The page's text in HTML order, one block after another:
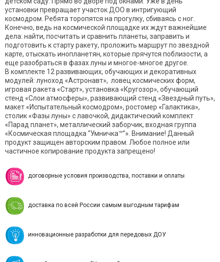
установки превращает участок ДОО в интригующий
космодром. Ребята торопятся на прогулку, сбиваясь с ног.
Конечно, ведь на космической площадке их ждут важнейшие
дела: найти, посчитать и сравнить планеты, заправить и
подготовить к старту ракету, проложить маршрут по звездной
карте, отыскать инопланетян, которые прячутся поблизости, а
еще разобраться в фазах луны и многое-многое другое.
В комплекте 12 развивающих, обучающих и декоративных
модулей: луноход «Астронавт», ловец космических форм,
игровая ракета «Старт», установка «Кругозор», обучающий
стенд «Слои атмосферы», развивающий стенд «Звездный путь»,
макет «Испытательный космодром», ростомер «Галактика»,
столик «Фазы луны» с лавочкой, дидактический комплект
«Парад планет», металлический заборчик, входная группа
«Космическая площадка “Умничка™”». Внимание! Данный
продукт защищен авторским правом. Любое полное или
частичное копирование продукта запрещено!
договорные условия производства, поставки и оплаты
доставка по всей России самым выгодным тарифам
инновационные разработки для передовых ДОУ